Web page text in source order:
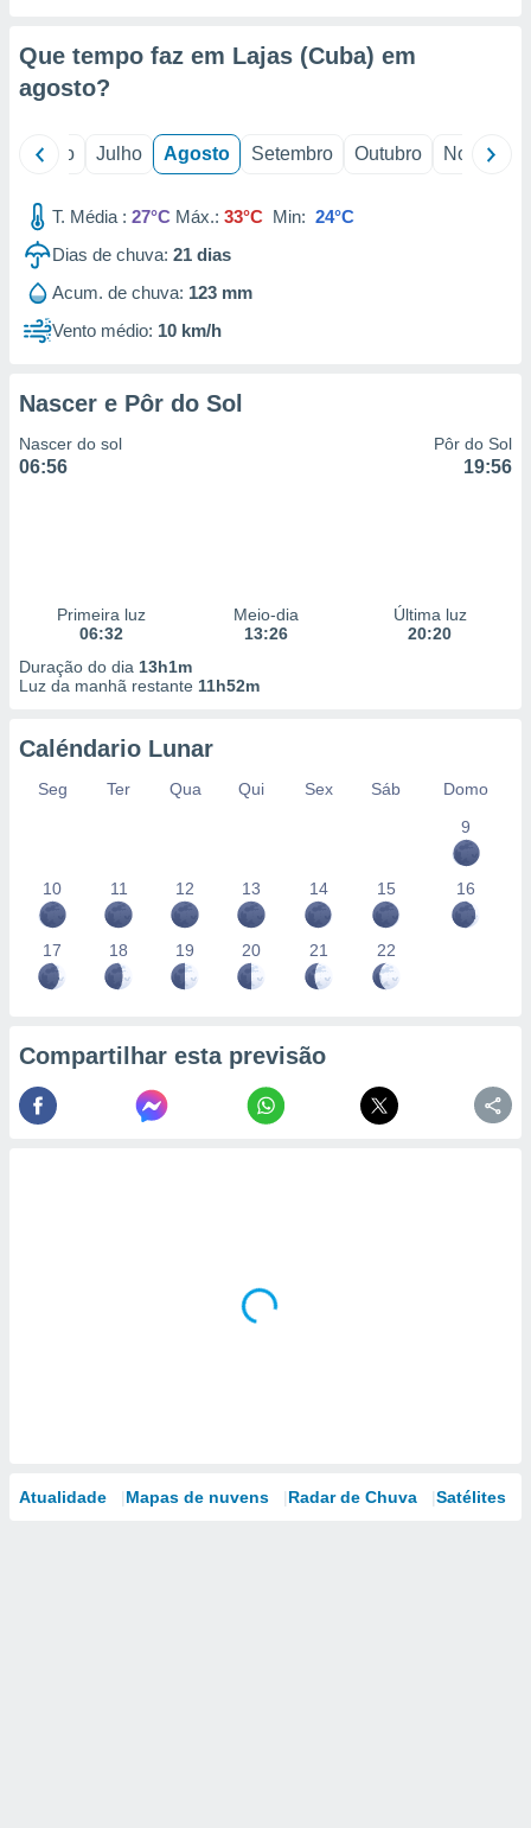
através
estudos
de
Que tempo faz em Lajas (Cuba) em
agosto?
Junho Julho Agosto Setembro Outubro Novembro
T. Média : 27°C Máx.: 33°C Min: 24°C
Dias de chuva: 21 dias
Acum. de chuva: 123 mm
Vento médio: 10 km/h
Nascer e Pôr do Sol
Nascer do sol
06:56
Pôr do Sol
19:56
Primeira luz
06:32
Meio-dia
13:26
Última luz
20:20
Duração do dia 13h1m
Luz da manhã restante 11h52m
Caléndario Lunar
Seg Ter Qua Qui Sex Sáb
Domo
9
10 11 12 13 14 15 16
17 18 19 20 21 22
Compartilhar esta previsão
Atualidade Mapas de nuvens Radar de Chuva Satélites